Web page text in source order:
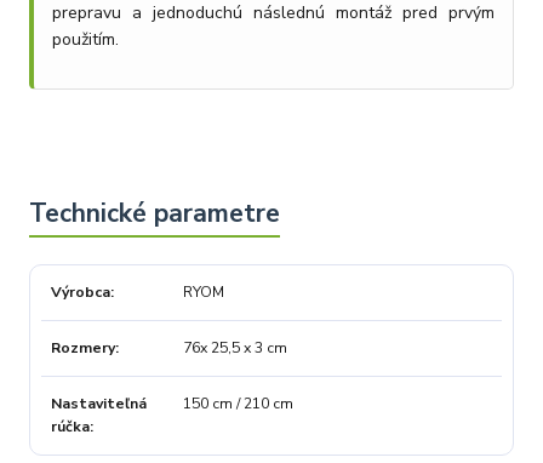
prepravu a jednoduchú následnú montáž pred prvým
použitím.
Výrobca RYOM
Rozmery 76x 25,5 x 3 cm
Nastaviteľná
rúčka
150 cm / 210 cm